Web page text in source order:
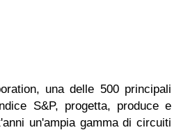
una delle 500 principali
S&P, progetta, produce e
un'ampia gamma di circuiti